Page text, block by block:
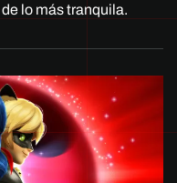
lo más tranquila.